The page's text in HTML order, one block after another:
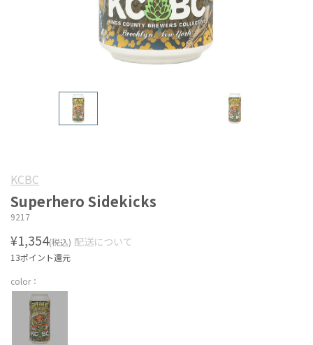
KCBC
Superhero Sidekicks
9217
¥1,354(税込) 配送について
13ポイント還元
color：